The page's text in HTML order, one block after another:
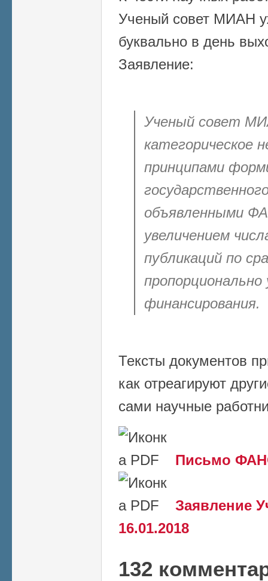
Ученый совет МИАН
буквально в день
Заявление:
Ученый совет
категорическое
принципами
объявленными
увеличением
публикаций по
пропорционально
финансирования.
Тексты документов
как отреагируют
сами научные
Письмо
Заявление
16.01.2018
132